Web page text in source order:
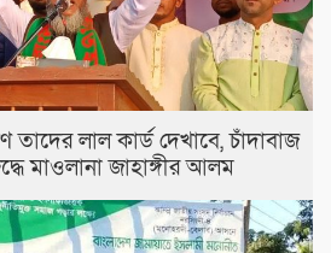
তাদের লাল কার্ড দেখাবে, চাঁদাবাজ
মাওলানা জাহাঙ্গীর আলম